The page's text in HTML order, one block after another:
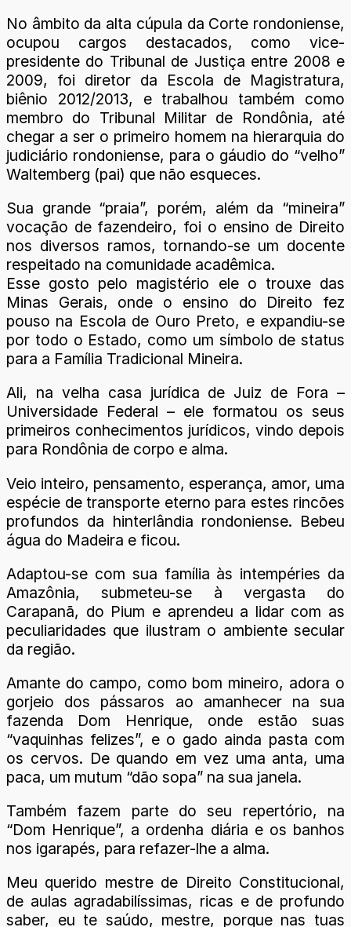
No âmbito da alta cúpula da Corte rondoniense,
ocupou cargos destacados, como vice-
presidente do Tribunal de Justiça entre 2008 e
2009, foi diretor da Escola de Magistratura,
biênio 2012/2013, e trabalhou também como
membro do Tribunal Militar de Rondônia, até
chegar a ser o primeiro homem na hierarquia do
judiciário rondoniense, para o gáudio do “velho”
Waltemberg (pai) que não esqueces.
Sua grande “praia”, porém, além da “mineira”
vocação de fazendeiro, foi o ensino de Direito
nos diversos ramos, tornando-se um docente
respeitado na comunidade acadêmica.
Esse gosto pelo magistério ele o trouxe das
Minas Gerais, onde o ensino do Direito fez
pouso na Escola de Ouro Preto, e expandiu-se
por todo o Estado, como um símbolo de status
para a Família Tradicional Mineira.
Ali, na velha casa jurídica de Juiz de Fora –
Universidade Federal – ele formatou os seus
primeiros conhecimentos jurídicos, vindo depois
para Rondônia de corpo e alma.
Veio inteiro, pensamento, esperança, amor, uma
espécie de transporte eterno para estes rincões
profundos da hinterlândia rondoniense. Bebeu
água do Madeira e ficou.
Adaptou-se com sua família às intempéries da
Amazônia, submeteu-se à vergasta do
Carapanã, do Pium e aprendeu a lidar com as
peculiaridades que ilustram o ambiente secular
da região.
Amante do campo, como bom mineiro, adora o
gorjeio dos pássaros ao amanhecer na sua
fazenda Dom Henrique, onde estão suas
“vaquinhas felizes”, e o gado ainda pasta com
os cervos. De quando em vez uma anta, uma
paca, um mutum “dão sopa” na sua janela.
Também fazem parte do seu repertório, na
“Dom Henrique”, a ordenha diária e os banhos
nos igarapés, para refazer-lhe a alma.
Meu querido mestre de Direito Constitucional,
de aulas agradabilíssimas, ricas e de profundo
saber, eu te saúdo, mestre, porque nas tuas